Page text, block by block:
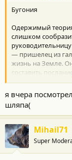
Бугония
Одержимый
слишком
— пришелец из
жизнь на Земле.
составить
принял Тедди на
инопланетян с
Кино зайдет не всем)
Хотя отзывы и
я вчера
шляпа(
Mihail71
Super